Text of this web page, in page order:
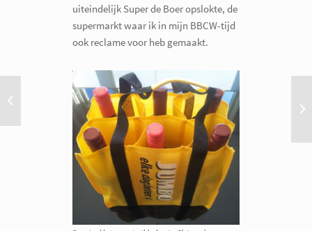
uiteindelijk Super de Boer opslokte, de
supermarkt waar ik in mijn BBCW-tijd
ook reclame voor heb gemaakt.